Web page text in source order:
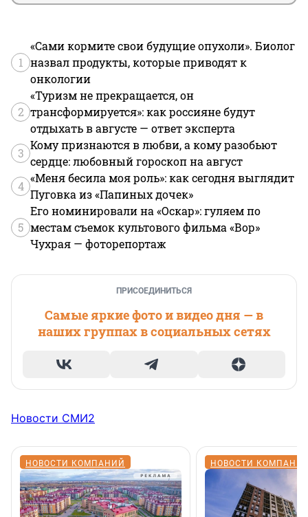
1
«Сами кормите свои будущие опухоли». Биолог
назвал продукты, которые приводят к
онкологии
2
«Туризм не прекращается, он
трансформируется»: как россияне будут
отдыхать в августе — ответ эксперта
3
Кому признаются в любви, а кому разобьют
сердце: любовный гороскоп на август
4
«Меня бесила моя роль»: как сегодня выглядит
Пуговка из «Папиных дочек»
5
Его номинировали на «Оскар»: гуляем по
местам съемок культового фильма «Вор»
Чухрая — фоторепортаж
ПРИСОЕДИНИТЬСЯ
Самые яркие фото и видео дня — в
наших группах в социальных сетях
Новости СМИ2
НОВОСТИ КОМПАНИЙ НОВОСТИ